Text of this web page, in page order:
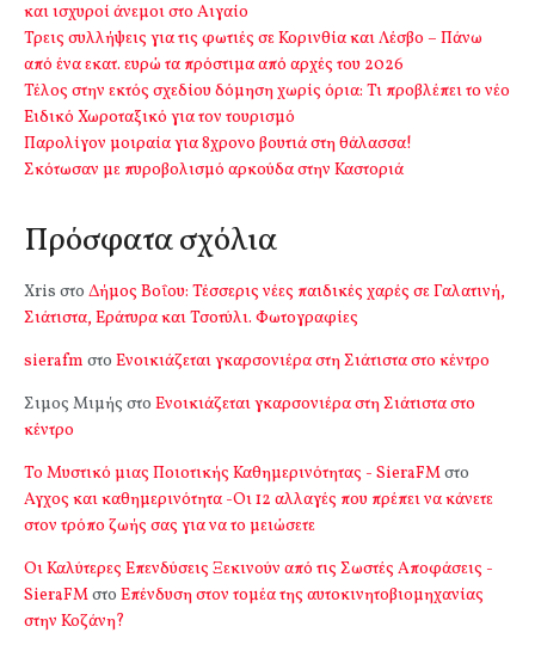
και ισχυροί άνεμοι στο Αιγαίο
Τρεις συλλήψεις για τις φωτιές σε Κορινθία και Λέσβο – Πάνω
από ένα εκατ. ευρώ τα πρόστιμα από αρχές του 2026
Τέλος στην εκτός σχεδίου δόμηση χωρίς όρια: Τι προβλέπει το νέο
Ειδικό Χωροταξικό για τον τουρισμό
Παρολίγον μοιραία για 8χρονο βουτιά στη θάλασσα!
Σκότωσαν με πυροβολισμό αρκούδα στην Καστοριά
Πρόσφατα σχόλια
Xris στο Δήμος Βοΐου: Τέσσερις νέες παιδικές χαρές σε Γαλατινή,
Σιάτιστα, Εράτυρα και Τσοτύλι. Φωτογραφίες
sierafm στο Ενοικιάζεται γκαρσονιέρα στη Σιάτιστα στο κέντρο
Σιμος Μιμής στο Ενοικιάζεται γκαρσονιέρα στη Σιάτιστα στο
κέντρο
Το Μυστικό μιας Ποιοτικής Καθημερινότητας - SieraFMστο
Αγχος και καθημερινότητα -Οι 12 αλλαγές που πρέπει να κάνετε
στον τρόπο ζωής σας για να το μειώσετε
Οι Καλύτερες Επενδύσεις Ξεκινούν από τις Σωστές Αποφάσεις -
SieraFMστο Επένδυση στον τομέα της αυτοκινητοβιομηχανίας
στην Κοζάνη?